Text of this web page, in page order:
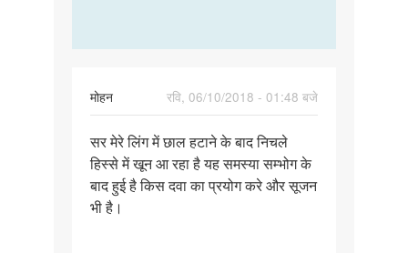
मोहन
रवि, 06/10/2018 - 01:48 बजे
सर
मेरे
लिंग
में
सर मेरे लिंग में छाल हटाने के बाद निचले
हिस्से में खून आ रहा है यह समस्या सम्भोग के
बाद हुई है किस दवा का प्रयोग करे और सूजन
भी है।